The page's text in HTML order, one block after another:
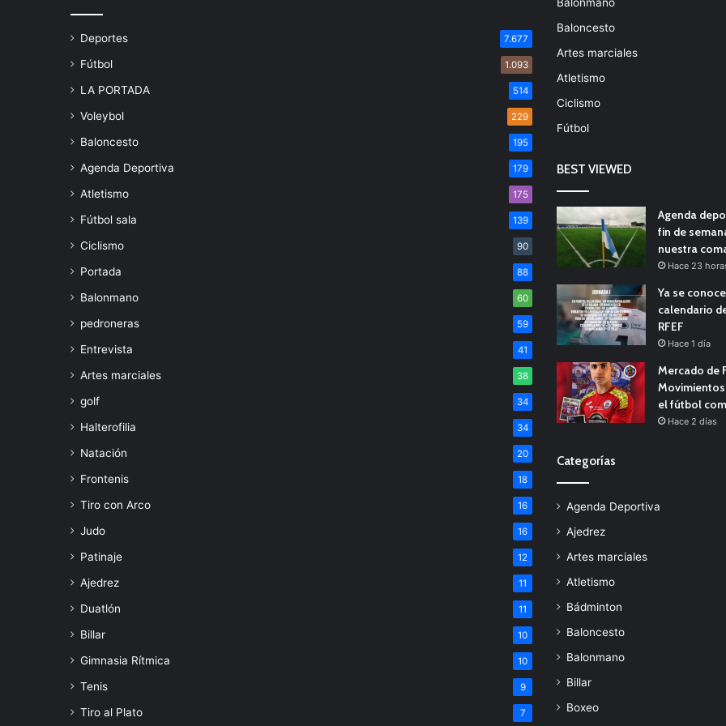
Deportes 7.677
Fútbol 1.093
LA PORTADA 514
Voleybol 229
Baloncesto 195
Agenda Deportiva 179
Atletismo 175
Fútbol sala 139
Ciclismo 90
Portada 88
Balonmano 60
pedroneras 59
Entrevista 41
Artes marciales 38
golf 34
Halterofilia 34
Natación 20
Frontenis 18
Tiro con Arco 16
Judo 16
Patinaje 12
Ajedrez 11
Duatlón 11
Billar 10
Gimnasia Rítmica 10
Tenis 9
Tiro al Plato 7
Balonmano
Baloncesto
Artes marciales
Atletismo
Ciclismo
Fútbol
BEST VIEWED
Agenda
fin de
nuestra
Hace 23
Ya se
calendario
RFEF
Hace 1 día
Mercado de
el fútbol
Hace 2 días
Categorías
Agenda Deportiva
Ajedrez
Artes marciales
Atletismo
Bádminton
Baloncesto
Balonmano
Billar
Boxeo